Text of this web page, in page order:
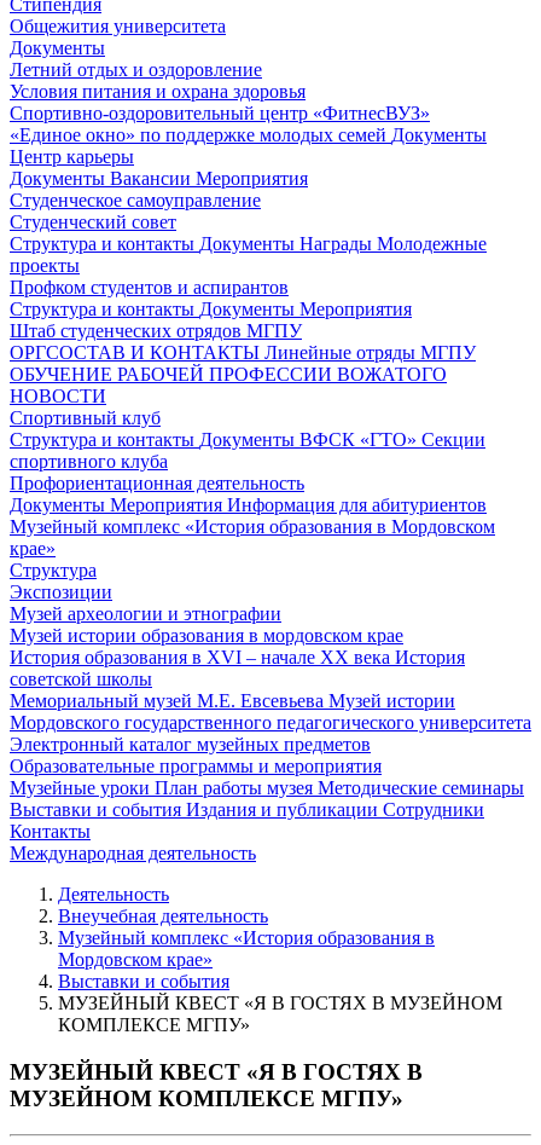
Общежития университета
Документы
Летний отдых и оздоровление
Условия питания и охрана здоровья
Спортивно-оздоровительный центр «ФитнесВУЗ»
«Единое окно» по поддержке молодых семей Документы
Центр карьеры
Документы Вакансии Мероприятия
Студенческое самоуправление
Студенческий совет
Структура и контакты Документы Награды Молодежные
проекты
Профком студентов и аспирантов
Структура и контакты Документы Мероприятия
Штаб студенческих отрядов МГПУ
ОРГСОСТАВ И КОНТАКТЫ Линейные отряды МГПУ
ОБУЧЕНИЕ РАБОЧЕЙ ПРОФЕССИИ ВОЖАТОГО
НОВОСТИ
Спортивный клуб
Структура и контакты Документы ВФСК «ГТО» Секции
спортивного клуба
Профориентационная деятельность
Документы Мероприятия Информация для абитуриентов
Музейный комплекс «История образования в Мордовском
крае»
Структура
Экспозиции
Музей археологии и этнографии
Музей истории образования в мордовском крае
История образования в XVI – начале XX века История
советской школы
Мемориальный музей М.Е. Евсевьева Музей истории
Мордовского государственного педагогического университета
Электронный каталог музейных предметов
Образовательные программы и мероприятия
Музейные уроки План работы музея Методические семинары
Выставки и события Издания и публикации Сотрудники
Контакты
Международная деятельность
Деятельность
Внеучебная деятельность
Музейный комплекс «История образования в
Мордовском крае»
Выставки и события
МУЗЕЙНЫЙ КВЕСТ «Я В ГОСТЯХ В МУЗЕЙНОМ
КОМПЛЕКСЕ МГПУ»
МУЗЕЙНЫЙ КВЕСТ «Я В ГОСТЯХ В
МУЗЕЙНОМ КОМПЛЕКСЕ МГПУ»